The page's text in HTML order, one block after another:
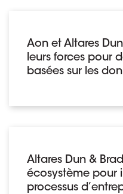
Aon et Altares
leurs forces pour
basées sur les
Altares Dun &
écosystème pour
processus